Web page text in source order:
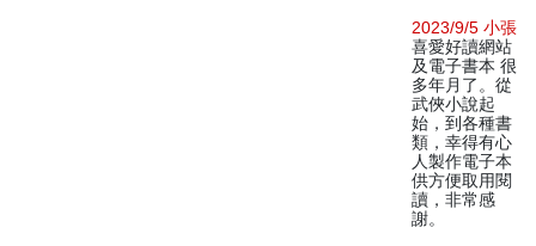
2023/9/5 小張
喜愛好讀網站
及電子書本 很
多年月了。從
武俠小說起
始，到各種書
類，幸得有心
人製作電子本
供方便取用閱
讀，非常感
謝。